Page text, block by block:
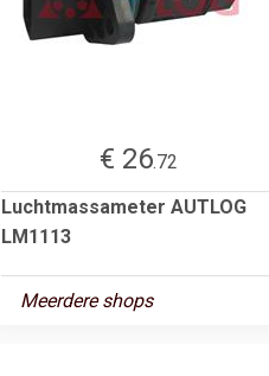
€ 26.72
Luchtmassameter AUTLOG
LM1113
Meerdere shops